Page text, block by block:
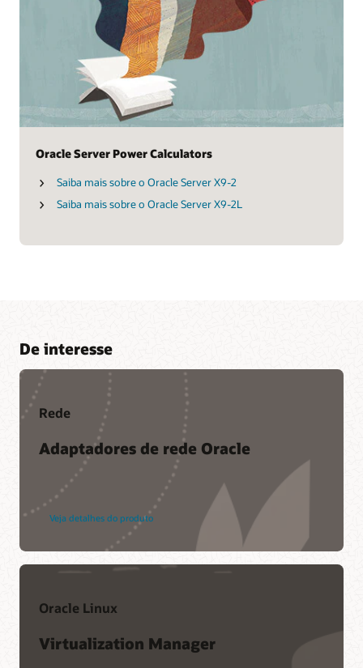
Oracle Server Power Calculators
Saiba mais sobre o Oracle Server X9-2
Saiba mais sobre o Oracle Server X9-2L
De interesse
Rede
Adaptadores de rede Oracle
Veja detalhes do produto
Oracle Linux
Virtualization Manager